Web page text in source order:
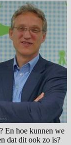
En hoe kunnen we
dat dit ook zo is?